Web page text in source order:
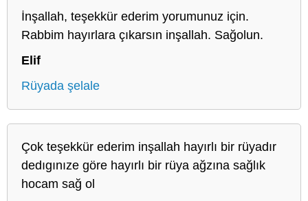
İnşallah, teşekkür ederim yorumunuz için.
Rabbim hayırlara çıkarsın inşallah. Sağolun.
Elif
Rüyada şelale
Çok teşekkür ederim inşallah hayırlı bir rüyadır
dedıgınıze göre hayırlı bir rüya ağzına sağlık
hocam sağ ol